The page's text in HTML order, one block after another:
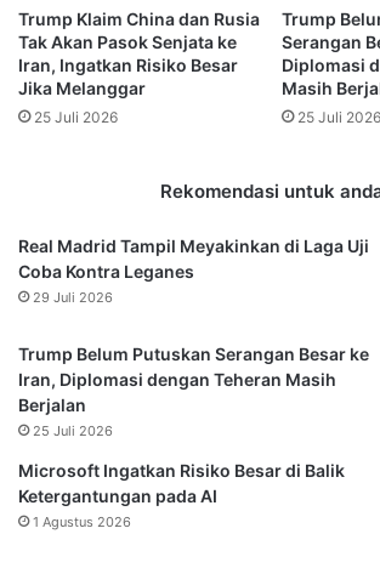
Trump Klaim China dan Rusia
Tak Akan Pasok Senjata ke
Iran, Ingatkan Risiko Besar
Jika Melanggar
25 Juli 2026
Trump
Serangan
Diplomasi
Masih
25 Juli 2026
Rekomendasi untuk
Real Madrid Tampil Meyakinkan di Laga Uji
Coba Kontra Leganes
29 Juli 2026
Trump Belum Putuskan Serangan Besar ke
Iran, Diplomasi dengan Teheran Masih
Berjalan
25 Juli 2026
Microsoft Ingatkan Risiko Besar di Balik
Ketergantungan pada AI
1 Agustus 2026